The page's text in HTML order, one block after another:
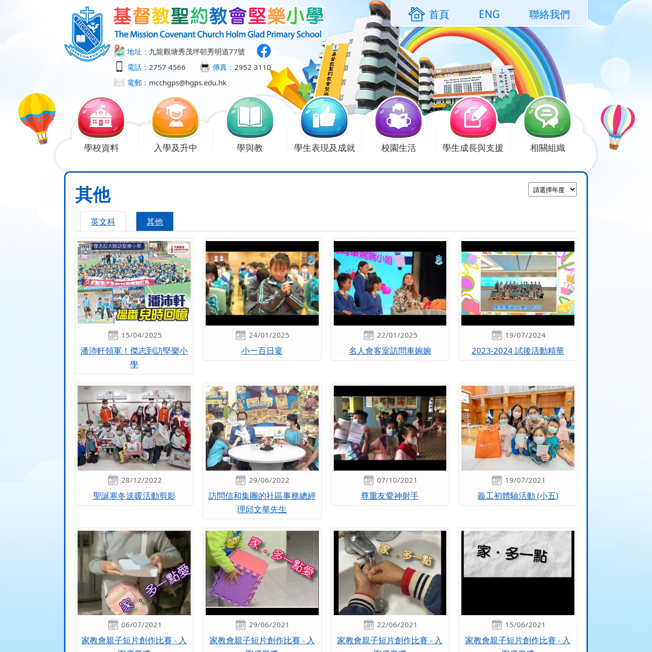
地址： 九龍觀塘秀茂坪邨秀明道77號
電話： 2757 4566 傳真： 2952 3110
電郵： mcchgps@hgps.edu.hk
首頁 ENG 聯絡我們
學校資料 入學及升中 學與教 學生表現及成就 校園生活 學生成長與支援 相關組織
其他
英文科 其他
15/04/2025
潘沛軒領軍！傑志到訪堅樂小
學
24/01/2025
小一百日宴
22/01/2025
名人會客室訪問車婉婉
19/07/2024
2023-2024 試後活動精華
28/12/2022
聖誕寒冬送暖活動剪影
29/06/2022
訪問信和集團的社區事務總經
理邱文華先生
07/10/2021
尊重友愛神射手
19/07/2021
義工初體驗活動 (小五)
06/07/2021
家教會親子短片創作比賽 - 入
29/06/2021
家教會親子短片創作比賽 - 入
22/06/2021
家教會親子短片創作比賽 - 入
15/06/2021
家教會親子短片創作比賽 - 入